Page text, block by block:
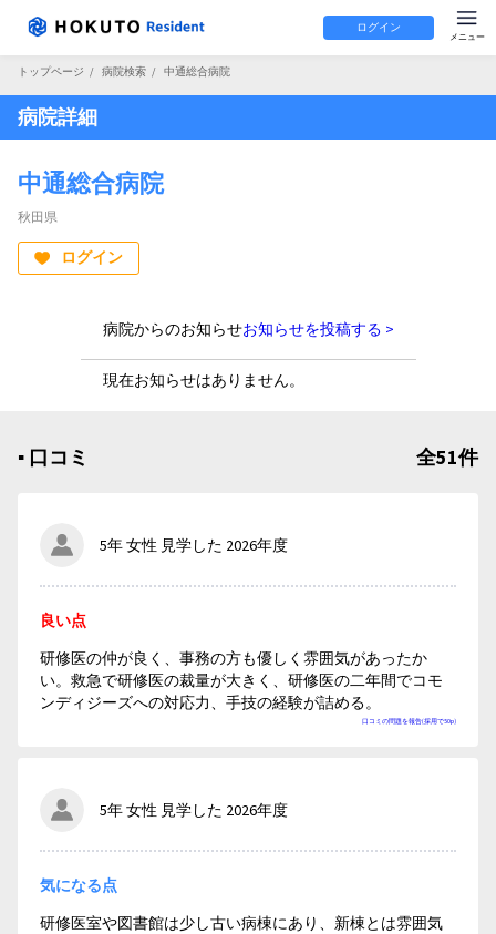
ログイン
トップページ / 病院検索 / 中通総合病院
病院詳細
中通総合病院
秋田県
ログイン
病院からのお知らせお知らせを投稿する >
現在お知らせはありません。
▪︎ 口コミ 全51件
5年 女性 見学した 2026年度
口コミの問題を報告(採用で50p)
良い点
研修医の仲が良く、事務の方も優しく雰囲気があったか
い。救急で研修医の裁量が大きく、研修医の二年間でコモ
ンディジーズへの対応力、手技の経験が詰める。
5年 女性 見学した 2026年度
気になる点
研修医室や図書館は少し古い病棟にあり、新棟とは雰囲気